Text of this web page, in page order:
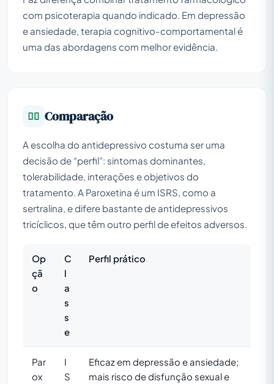
com psicoterapia quando indicado. Em depressão
e ansiedade, terapia cognitivo-comportamental é
uma das abordagens com melhor evidência.
Comparação
A escolha do antidepressivo costuma ser uma
decisão de “perfil”: sintomas dominantes,
tolerabilidade, interações e objetivos do
tratamento. A Paroxetina é um ISRS, como a
sertralina, e difere bastante de antidepressivos
tricíclicos, que têm outro perfil de efeitos adversos.
Op
çã
o
C
l
a
s
s
e
Perfil prático
Par
ox
I
S
Eficaz em depressão e ansiedade;
mais risco de disfunção sexual e